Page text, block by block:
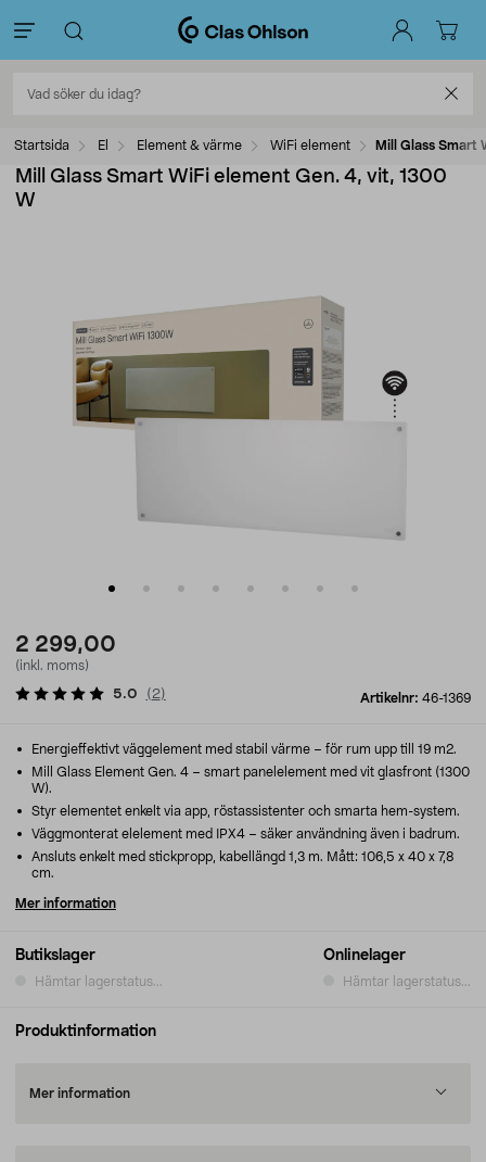
Startsida El Element & värme WiFi element Mill Glass Smart
Mill Glass Smart WiFi element Gen. 4, vit, 1300
W
2 299,00
(inkl. moms)
Artikelnr: 46-1369
5.0 ( 2)
Butikslager
Hämtar lagerstatus...
Onlinelager
Hämtar lagerstatus...
Energieffektivt väggelement med stabil värme – för rum upp till 19 m2.
Mill Glass Element Gen. 4 – smart panelelement med vit glasfront (1300
W).
Styr elementet enkelt via app, röstassistenter och smarta hem-system.
Väggmonterat elelement med IPX4 – säker användning även i badrum.
Ansluts enkelt med stickpropp, kabellängd 1,3 m. Mått: 106,5 x 40 x 7,8
cm.
Mer information
Produktinformation
Mer information